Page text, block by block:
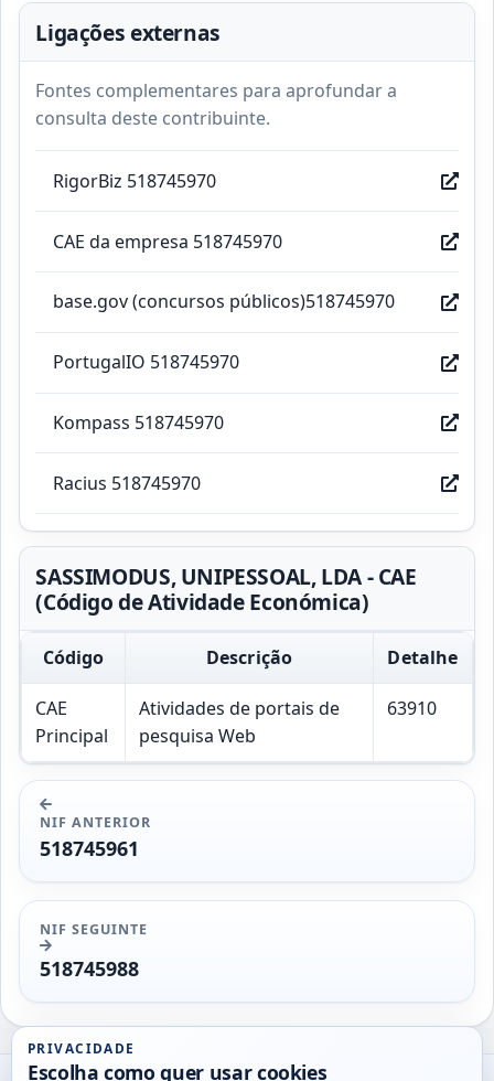
Ligações externas
Fontes complementares para aprofundar a
consulta deste contribuinte.
RigorBiz 518745970
CAE da empresa 518745970
base.gov (concursos públicos)518745970
PortugalIO 518745970
Kompass 518745970
Racius 518745970
SASSIMODUS, UNIPESSOAL, LDA - CAE
(Código de Atividade Económica)
Código Descrição Detalhe
CAE
Principal
Atividades de portais de
pesquisa Web
63910
NIF ANTERIOR
518745961
NIF SEGUINTE
518745988
PRIVACIDADE
Escolha como quer usar cookies